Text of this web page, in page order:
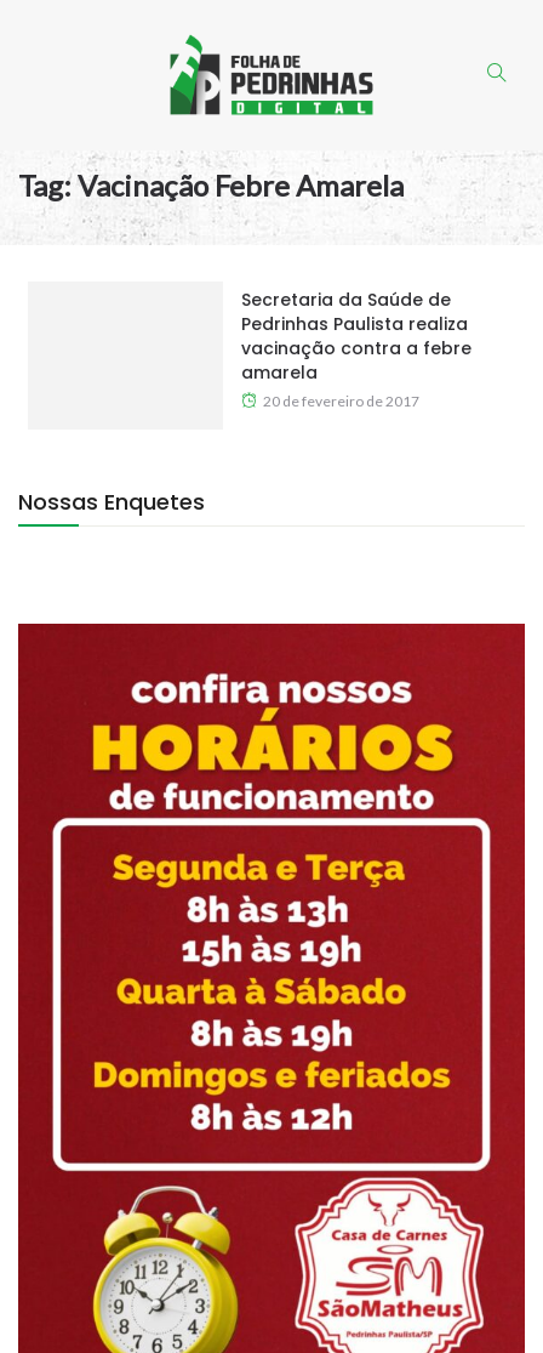
Tag:Vacinação Febre Amarela
Secretaria da Saúde de
Pedrinhas Paulista realiza
vacinação contra a febre
amarela
20 de fevereiro de 2017
Nossas Enquetes